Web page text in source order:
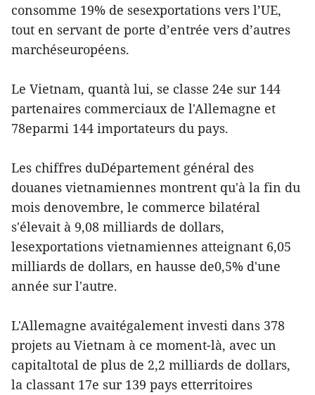
consomme 19% de sesexportations vers l’UE,
tout en servant de porte d’entrée vers d’autres
marchéseuropéens.
Le Vietnam, quantà lui, se classe 24e sur 144
partenaires commerciaux de l'Allemagne et
78eparmi 144 importateurs du pays.
Les chiffres duDépartement général des
douanes vietnamiennes montrent qu'à la fin du
mois denovembre, le commerce bilatéral
s'élevait à 9,08 milliards de dollars,
lesexportations vietnamiennes atteignant 6,05
milliards de dollars, en hausse de0,5% d'une
année sur l'autre.
L'Allemagne avaitégalement investi dans 378
projets au Vietnam à ce moment-là, avec un
capitaltotal de plus de 2,2 milliards de dollars,
la classant 17e sur 139 pays etterritoires